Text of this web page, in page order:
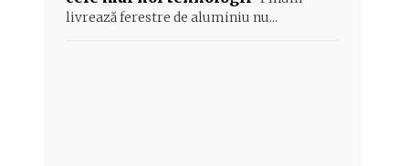
livrează ferestre de aluminiu nu...